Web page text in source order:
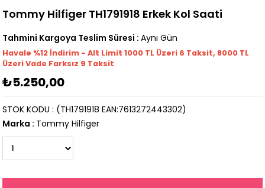
Tommy Hilfiger TH1791918 Erkek Kol Saati
Tahmini Kargoya Teslim Süresi : Aynı Gün
Havale %12 İndirim - Alt Limit 1000 TL Üzeri 6 Taksit, 8000 TL
Üzeri Vade Farksız 9 Taksit
₺5.250,00
(TH1791918 EAN:7613272443302)
STOK KODU
Marka : Tommy Hilfiger